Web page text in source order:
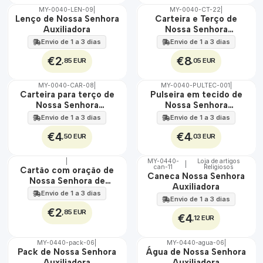
🇵🇹
100%
MY-0040-LEN-09
Lenço de Nossa Senhora
Auxiliadora
Envio de 1 a 3 dias
€2,85 EUR
🇵🇹
100%
MY-0040-CT-22
Carteira e Terço de
Nossa Senhora
Auxiliadora
Envio de 1 a 3 dias
€8,05 EUR
🇵🇹
100%
MY-0040-CAR-08
Carteira para terço de
Nossa Senhora
Auxiliadora
Envio de 1 a 3 dias
€4,50 EUR
🇵🇹
100%
MY-0040-PULTEC-001
Pulseira em tecido de
Nossa Senhora
Auxiliadora
Envio de 1 a 3 dias
€4,03 EUR
🇵🇹
100%
Cartão com oração de
Nossa Senhora de
Auxiliadora
Envio de 1 a 3 dias
€2,85 EUR
🇵🇹
100%
MY-0440-
can-11
Loja de artigos
Religiosos
Caneca Nossa Senhora
Auxiliadora
Envio de 1 a 3 dias
€4,12 EUR
🇵🇹
MY-0440-pack-06
Pack de Nossa Senhora
🇵🇹
100%
MY-0440-agua-06
Água de Nossa Senhora